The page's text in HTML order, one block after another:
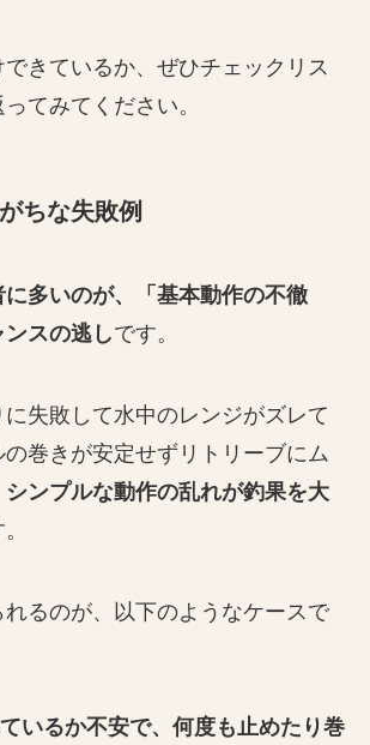
きているか、ぜひチェックリス
てみてください。
ちな失敗例
に多いのが、「基本動作の不徹
スの逃しです。
失敗して水中のレンジがズレて
巻きが安定せずリトリーブにム
シンプルな動作の乱れが釣果を大
るのが、以下のようなケースで
いるか不安で、何度も止めたり巻